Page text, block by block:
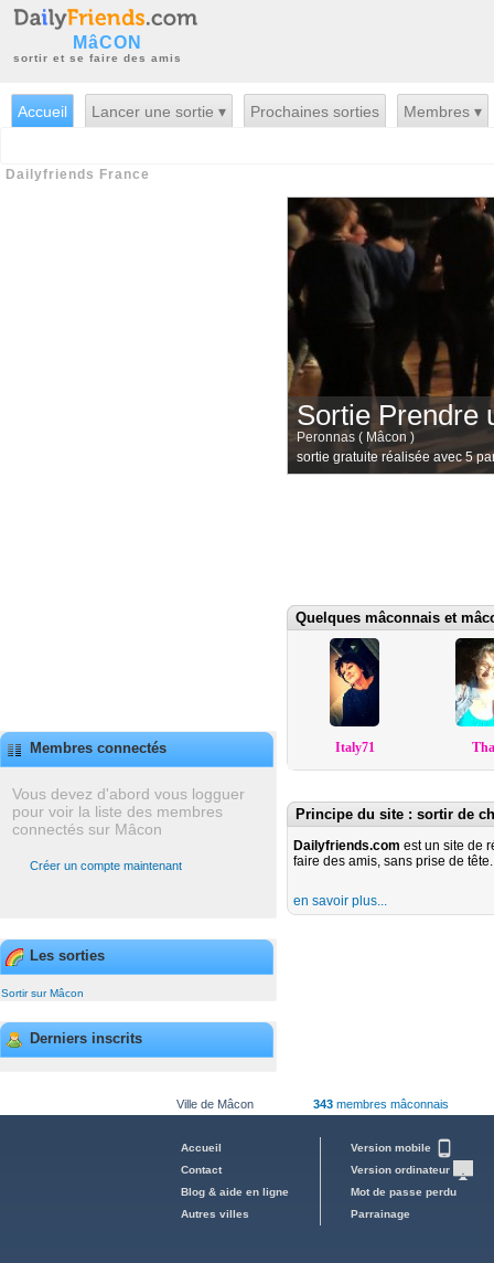
MâCON
sortir et se faire des amis
Accueil Lancer une sortie ▾ Prochaines sorties Membres ▾
Dailyfriends France
Membres connectés
Vous devez d'abord vous logguer
pour voir la liste des membres
connectés sur Mâcon
Créer un compte maintenant
Les sorties
Sortir sur Mâcon
Derniers inscrits
Sortie Prendre
Peronnas ( Mâcon )
sortie gratuite réalisée avec 5
Quelques mâconnais et
Italy71
Principe du site : sortir de
Dailyfriends.com est un site de
faire des amis, sans prise de tête.
en savoir plus...
Ville de Mâcon 343membres mâconnais
Accueil
Contact
Blog & aide en ligne
Autres villes
Version mobile
Version ordinateur
Mot de passe perdu
Parrainage